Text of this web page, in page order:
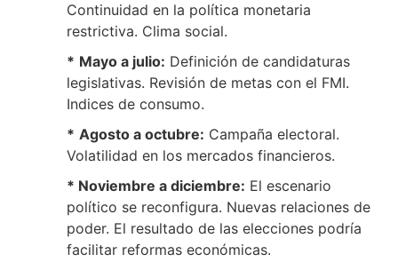
Continuidad en la política monetaria
restrictiva. Clima social.
* Mayo a julio: Definición de candidaturas
legislativas. Revisión de metas con el FMI.
Indices de consumo.
* Agosto a octubre: Campaña electoral.
Volatilidad en los mercados financieros.
* Noviembre a diciembre: El escenario
político se reconfigura. Nuevas relaciones de
poder. El resultado de las elecciones podría
facilitar reformas económicas.